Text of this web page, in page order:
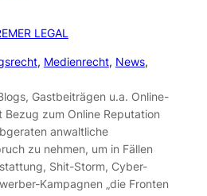
LEGAL
, Medienrecht, News
Gastbeiträgen u.a. Online-
zum Online Reputation
anwaltliche
zu nehmen, um in Fällen
Shit-Storm, Cyber-
Kampagnen „die Fronten